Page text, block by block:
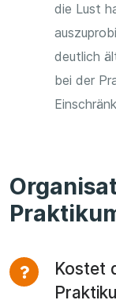
die Lust
deutlich
bei der
Kostet